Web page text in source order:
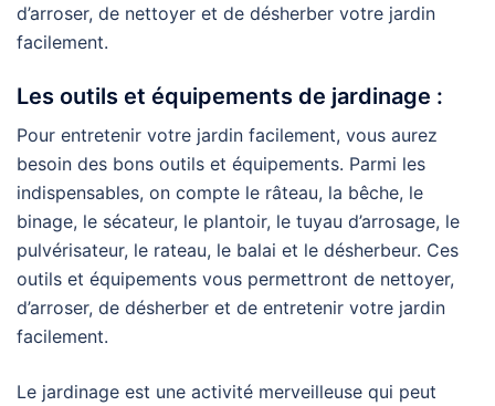
d’arroser, de nettoyer et de désherber votre jardin
facilement.
Les outils et équipements de jardinage :
Pour entretenir votre jardin facilement, vous aurez
besoin des bons outils et équipements. Parmi les
indispensables, on compte le râteau, la bêche, le
binage, le sécateur, le plantoir, le tuyau d’arrosage, le
pulvérisateur, le rateau, le balai et le désherbeur. Ces
outils et équipements vous permettront de nettoyer,
d’arroser, de désherber et de entretenir votre jardin
facilement.
Le jardinage est une activité merveilleuse qui peut